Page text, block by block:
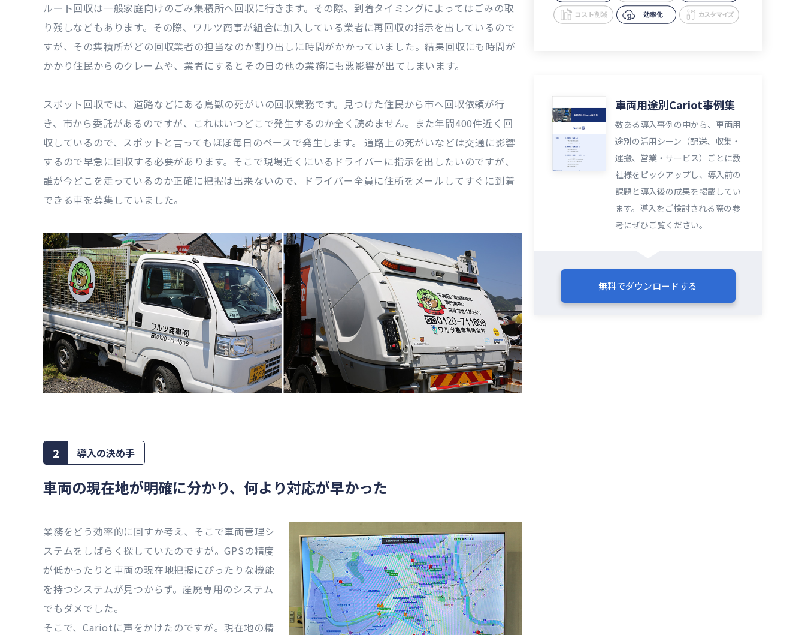
ルート回収は一般家庭向けのごみ集積所へ回収に行きます。その際、到着タイミングによってはごみの取
り残しなどもあります。その際、ワルツ商事が組合に加入している業者に再回収の指示を出しているので
すが、その集積所がどの回収業者の担当なのか割り出しに時間がかかっていました。結果回収にも時間が
かかり住民からのクレームや、業者にするとその日の他の業務にも悪影響が出てしまいます。
スポット回収では、道路などにある鳥獣の死がいの回収業務です。見つけた住民から市へ回収依頼が行
き、市から委託があるのですが、これはいつどこで発生するのか全く読めません。また年間400件近く回
収しているので、スポットと言ってもほぼ毎日のペースで発生します。 道路上の死がいなどは交通に影響
するので早急に回収する必要があります。そこで現場近くにいるドライバーに指示を出したいのですが、
誰が今どこを走っているのか正確に把握は出来ないので、ドライバー全員に住所をメールしてすぐに到着
できる車を募集していました。
2 導入の決め手
車両の現在地が明確に分かり、何より対応が早かった
業務をどう効率的に回すか考え、そこで車両管理シ
ステムをしばらく探していたのですが。GPSの精度
が低かったりと車両の現在地把握にぴったりな機能
を持つシステムが見つからず。産廃専用のシステム
でもダメでした。
そこで、Cariotに声をかけたのですが。現在地の精
車両用途別Cariot事例集
数ある導入事例の中から、車両用
途別の活用シーン（配送、収集・
運搬、営業・サービス）ごとに数
社様をピックアップし、導入前の
課題と導入後の成果を掲載してい
ます。導入をご検討される際の参
考にぜひご覧ください。​​
無料でダウンロードする